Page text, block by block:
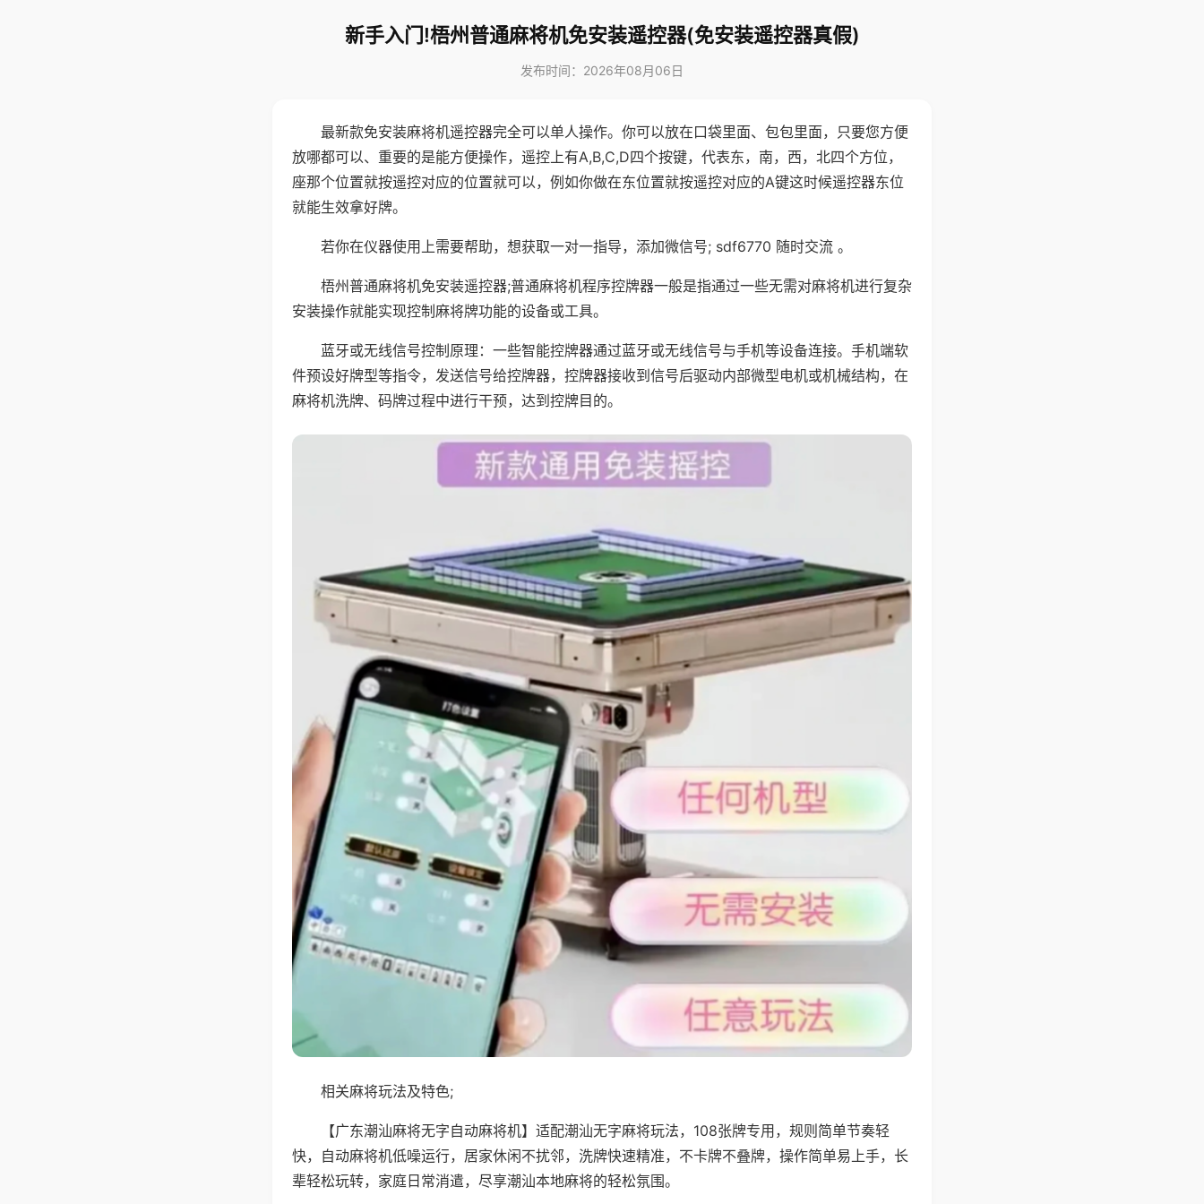
新手入门!梧州普通麻将机免安装遥控器(免安装遥控器真假)
发布时间：2026年08月06日
最新款免安装麻将机遥控器完全可以单人操作。你可以放在口袋里面、包包里面，只要您方便
放哪都可以、重要的是能方便操作，遥控上有A,B,C,D四个按键，代表东，南，西，北四个方位，
座那个位置就按遥控对应的位置就可以，例如你做在东位置就按遥控对应的A键这时候遥控器东位
就能生效拿好牌。
若你在仪器使用上需要帮助，想获取一对一指导，添加微信号; sdf6770 随时交流 。
梧州普通麻将机免安装遥控器;普通麻将机程序控牌器一般是指通过一些无需对麻将机进行复杂
安装操作就能实现控制麻将牌功能的设备或工具。
蓝牙或无线信号控制原理：一些智能控牌器通过蓝牙或无线信号与手机等设备连接。手机端软
件预设好牌型等指令，发送信号给控牌器，控牌器接收到信号后驱动内部微型电机或机械结构，在
麻将机洗牌、码牌过程中进行干预，达到控牌目的。
相关麻将玩法及特色;
【广东潮汕麻将无字自动麻将机】适配潮汕无字麻将玩法，108张牌专用，规则简单节奏轻
快，自动麻将机低噪运行，居家休闲不扰邻，洗牌快速精准，不卡牌不叠牌，操作简单易上手，长
辈轻松玩转，家庭日常消遣，尽享潮汕本地麻将的轻松氛围。